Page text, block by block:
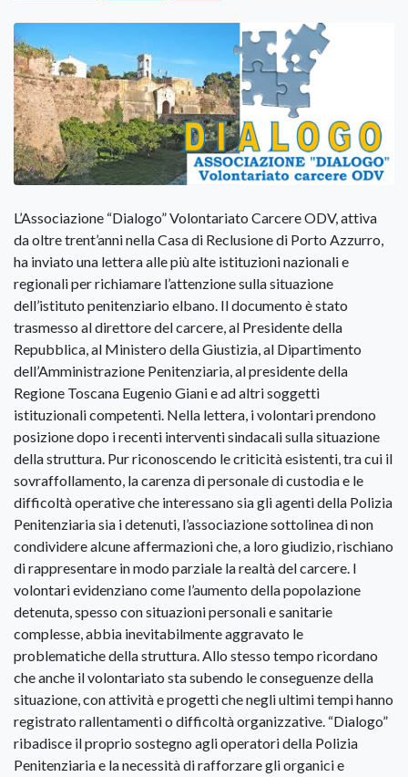
L’Associazione “Dialogo” Volontariato Carcere ODV, attiva
da oltre trent’anni nella Casa di Reclusione di Porto Azzurro,
ha inviato una lettera alle più alte istituzioni nazionali e
regionali per richiamare l’attenzione sulla situazione
dell’istituto penitenziario elbano. Il documento è stato
trasmesso al direttore del carcere, al Presidente della
Repubblica, al Ministero della Giustizia, al Dipartimento
dell’Amministrazione Penitenziaria, al presidente della
Regione Toscana Eugenio Giani e ad altri soggetti
istituzionali competenti. Nella lettera, i volontari prendono
posizione dopo i recenti interventi sindacali sulla situazione
della struttura. Pur riconoscendo le criticità esistenti, tra cui il
sovraffollamento, la carenza di personale di custodia e le
difficoltà operative che interessano sia gli agenti della Polizia
Penitenziaria sia i detenuti, l’associazione sottolinea di non
condividere alcune affermazioni che, a loro giudizio, rischiano
di rappresentare in modo parziale la realtà del carcere. I
volontari evidenziano come l’aumento della popolazione
detenuta, spesso con situazioni personali e sanitarie
complesse, abbia inevitabilmente aggravato le
problematiche della struttura. Allo stesso tempo ricordano
che anche il volontariato sta subendo le conseguenze della
situazione, con attività e progetti che negli ultimi tempi hanno
registrato rallentamenti o difficoltà organizzative. “Dialogo”
ribadisce il proprio sostegno agli operatori della Polizia
Penitenziaria e la necessità di rafforzare gli organici e